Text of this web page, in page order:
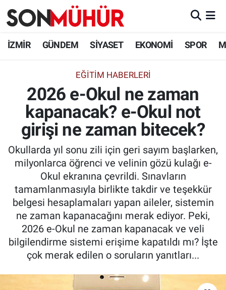
İZMİR GÜNDEM SİYASET EKONOMİ SPOR
EĞITIM HABERLERI
2026 e-Okul ne zaman
kapanacak? e-Okul not
girişi ne zaman bitecek?
Okullarda yıl sonu zili için geri sayım başlarken,
milyonlarca öğrenci ve velinin gözü kulağı e-
Okul ekranına çevrildi. Sınavların
tamamlanmasıyla birlikte takdir ve teşekkür
belgesi hesaplamaları yapan aileler, sistemin
ne zaman kapanacağını merak ediyor. Peki,
2026 e-Okul ne zaman kapanacak ve veli
bilgilendirme sistemi erişime kapatıldı mı? İşte
çok merak edilen o soruların yanıtları...
İzmir Nöbetçi Eczaneler
İzmir Namaz Vakitleri
İzmir Trafik Yoğunluk Haritası
Süper Lig Puan Durumu ve Fikstür
Tüm Manşetler
Son Dakika Haberleri
Haber Arşivi